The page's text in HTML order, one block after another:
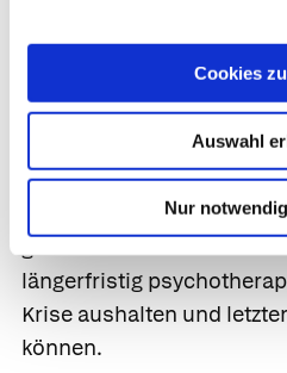
Cookies
Auswahl
Nur
dass die akute Krise nur
eigentliche Grund für
war, müssen mit dem
Hintergründe bearbeitet
Gründe für die
Verlust des
dass der Betroffene seine
längerfristig
Krise aushalten und
können.